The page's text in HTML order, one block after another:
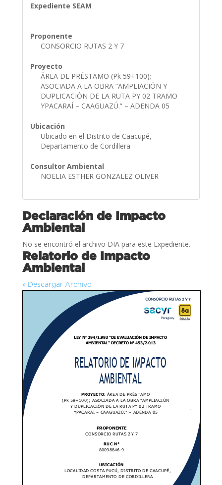
Expediente SEAM
Proponente
CONSORCIO RUTAS 2 Y 7
Proyecto
ÁREA DE PRÉSTAMO (Pk 59+100);
ASOCIADA A LA OBRA “AMPLIACIÓN Y
DUPLICACIÓN DE LA RUTA PY 02 TRAMO
YPACARAÍ – CAAGUAZÚ.” – ADENDA 05
Ubicación
Ubicado en el Distrito de Caacupé,
Departamento de Cordillera
Consultor Ambiental
NOELIA ESTHER GONZALEZ OLIVER
Declaración de Impacto
Ambiental
No se encontró el archivo DIA para este Expediente.
Relatorio de Impacto
Ambiental
» Descargar Archivo